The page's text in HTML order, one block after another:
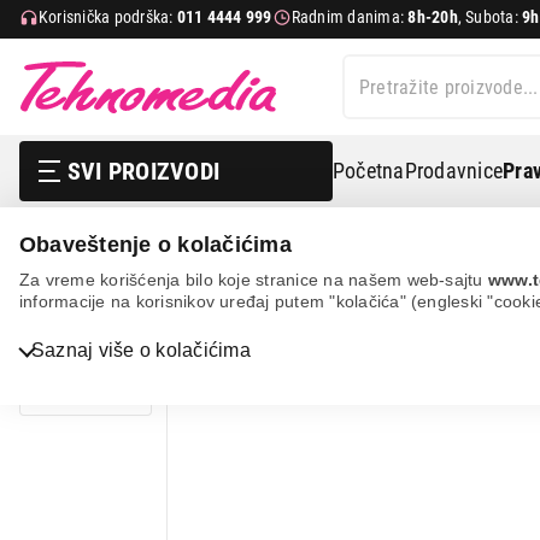
Obaveštenje o kolačićima
Za vreme korišćenja bilo koje stranice na našem web-sajtu
informacije na korisnikov uređaj putem "kolačića" (engleski
Saznaj više o kolačićima
Korisnička podrška: 011 4444 999 Radnim danima:8h-20h, Subota:
SVI PROIZVODI PočetnaProdavnice
Bela tehnika
Bela tehnika Oprema za belu tehniku